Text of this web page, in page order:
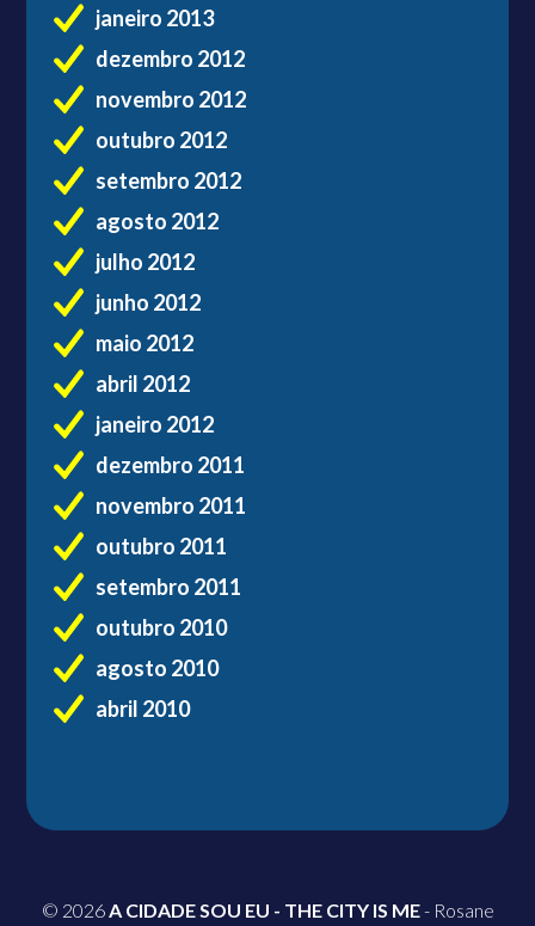
janeiro 2013
dezembro 2012
novembro 2012
outubro 2012
setembro 2012
agosto 2012
julho 2012
junho 2012
maio 2012
abril 2012
janeiro 2012
dezembro 2011
novembro 2011
outubro 2011
setembro 2011
outubro 2010
agosto 2010
abril 2010
© 2026A CIDADE SOU EU - THE CITY IS ME- Rosane